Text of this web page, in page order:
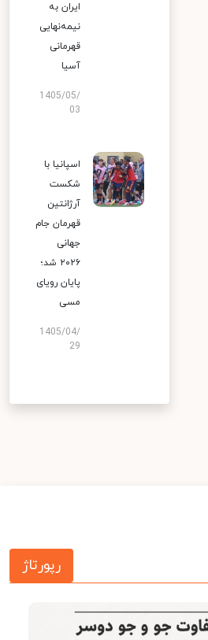
ایران به
نیمه‌نهایی
قهرمانی
آسیا
1405/05/
03
اسپانیا با
شکست
آرژانتین
قهرمان جام
جهانی
۲۰۲۶ شد؛
پایان رویای
مسی
1405/04/
29
رپورتاژ